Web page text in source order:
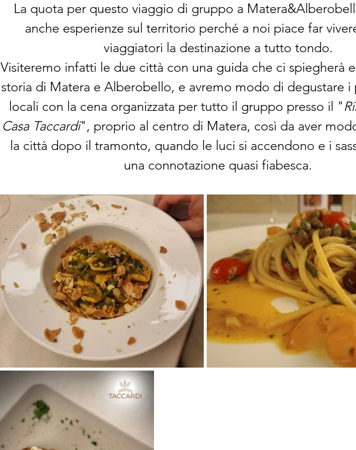
La quota per questo viaggio di gruppo a
anche esperienze sul territorio perché a noi piace far
viaggiatori la destinazione a tutto tondo.
Visiteremo infatti le due città con una guida che ci spiegherà
storia di Matera e Alberobello, e avremo modo di degustare
locali con la cena organizzata per tutto il gruppo presso il "
Casa Taccardi", proprio al centro di Matera, così da aver
la città dopo il tramonto, quando le luci si accendono e i
una connotazione quasi fiabesca.